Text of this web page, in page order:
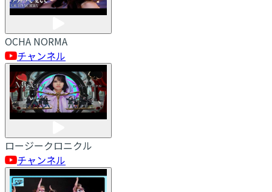
OCHA NORMA
チャンネル
ロージークロニクル
チャンネル